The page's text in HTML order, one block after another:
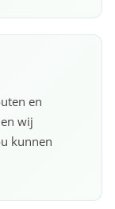
en
en wij
kunnen